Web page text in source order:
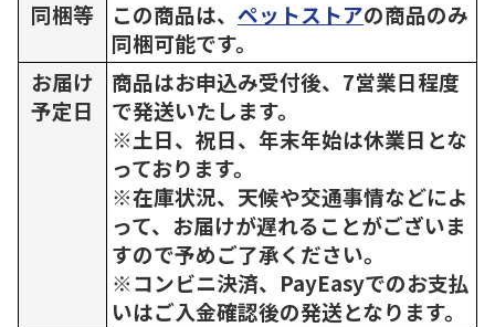
同梱等
この商品は、 ペットストアの商品のみ
同梱可能です。
お届け
予定日
商品はお申込み受付後、7営業日程度
で発送いたします。
※土日、祝日、年末年始は休業日とな
っております。
※在庫状況、天候や交通事情などによ
って、お届けが遅れることがございま
すので予めご了承ください。
※コンビニ決済、PayEasyでのお支払
いはご入金確認後の発送となります。